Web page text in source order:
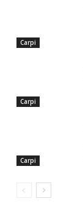
Carpi
Carpi
Carpi